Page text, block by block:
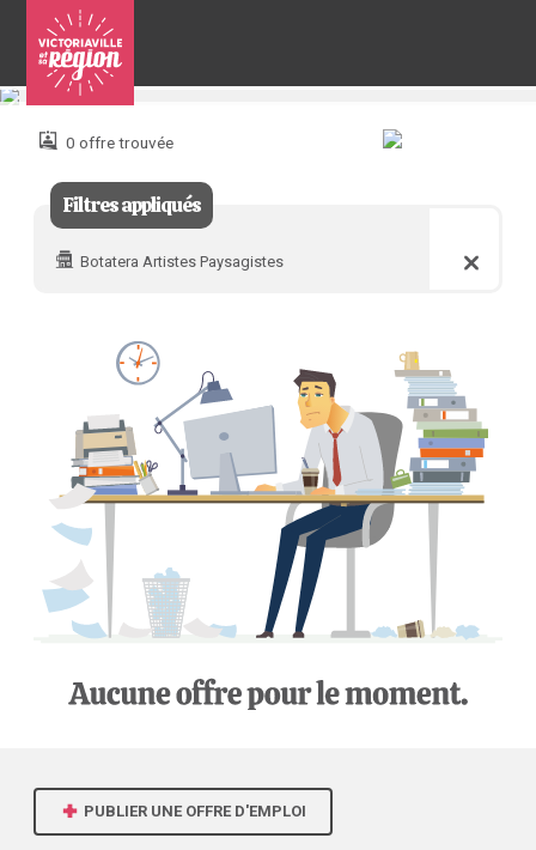
Pour
joindre 0 offre trouvée
Filtres appliqués
Botatera Artistes Paysagistes
PUBLIER UNE OFFRE D'EMPLOI